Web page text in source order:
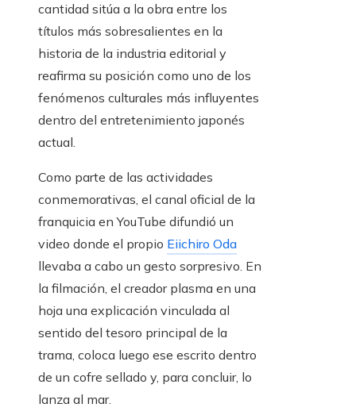
cantidad sitúa a la obra entre los
títulos más sobresalientes en la
historia de la industria editorial y
reafirma su posición como uno de los
fenómenos culturales más influyentes
dentro del entretenimiento japonés
actual.
Como parte de las actividades
conmemorativas, el canal oficial de la
franquicia en YouTube difundió un
video donde el propio Eiichiro Oda
llevaba a cabo un gesto sorpresivo. En
la filmación, el creador plasma en una
hoja una explicación vinculada al
sentido del tesoro principal de la
trama, coloca luego ese escrito dentro
de un cofre sellado y, para concluir, lo
lanza al mar.